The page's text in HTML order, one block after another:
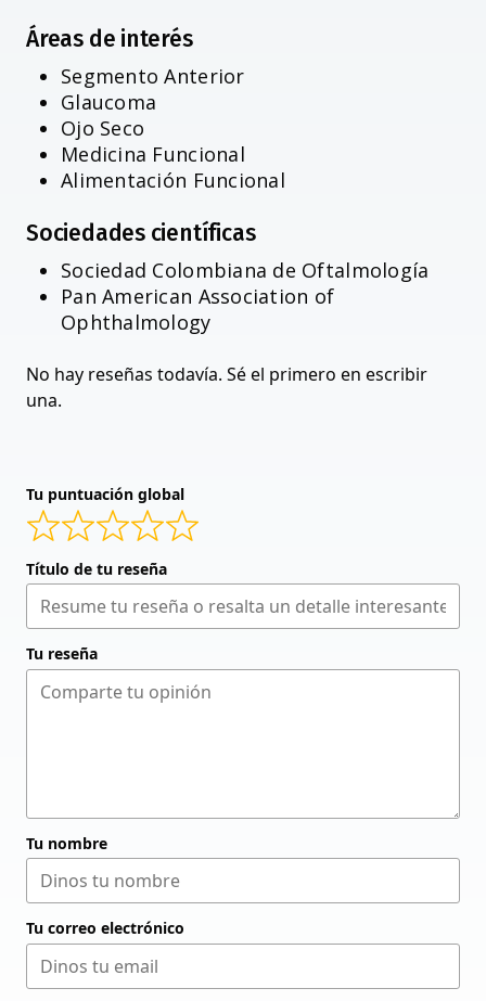
Áreas de interés
Segmento Anterior
Glaucoma
Ojo Seco
Medicina Funcional
Alimentación Funcional
Sociedades científicas
Sociedad Colombiana de Oftalmología
Pan American Association of
Ophthalmology
No hay reseñas todavía. Sé el primero en escribir
una.
Tu puntuación global
Título de tu reseña
Tu reseña
Tu nombre
Tu correo electrónico